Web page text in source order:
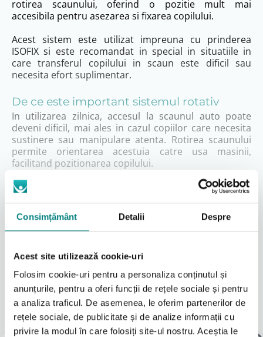
Consimțământ Detalii Despre
Acest site utilizează cookie-uri
Folosim cookie-uri pentru a personaliza conținutul și
anunțurile, pentru a oferi funcții de rețele sociale și pentru
a analiza traficul. De asemenea, le oferim partenerilor de
rețele sociale, de publicitate și de analize informații cu
privire la modul în care folosiți site-ul nostru. Aceștia le
rotirea scaunului, oferind o pozitie mult mai
accesibila pentru asezarea si fixarea copilului.
Acest sistem este utilizat impreuna cu prinderea
ISOFIX si este recomandat in special in situatiile in
care transferul copilului in scaun este dificil sau
necesita efort suplimentar.
De ce este important sistemul rotativ
In utilizarea zilnica, accesul la scaunul auto poate
deveni dificil, mai ales in cazul copiilor care necesita
sustinere sau manipulare atenta. Rotirea scaunului
permite orientarea acestuia catre usa masinii,
facilitand pozitionarea copilului.
parinte sau ingrijitor si imbunatateste siguranta in
Beneficii in utilizare
Permite rotirea scaunului pentru acces facil
Reduce efortul la asezarea copilului
Imbunatateste ergonomia utilizarii
Creste confortul pentru parinte si copil
Este un accesoriu extrem de util pentru utilizare
zilnica, mai ales in cazul copiilor care necesita suport
suplimentar.
Locațiile noastre
A vedea tot